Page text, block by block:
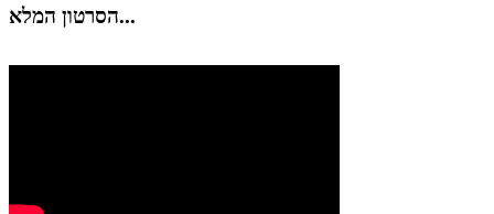
הסרטון המלא...